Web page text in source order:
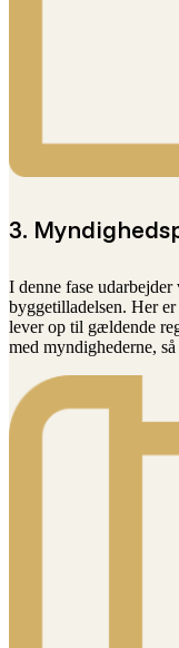
3.
I denne fase
byggetilladelsen. Her
lever op til gældende
med myndighederne,